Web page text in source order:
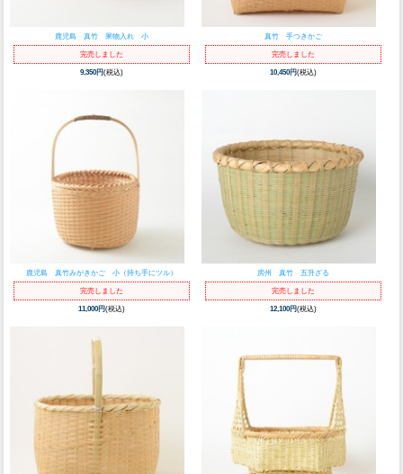
鹿児島 真竹 果物入れ 小
完売しました
9,350円(税込)
真竹 手つきかご
完売しました
10,450円(税込)
鹿児島 真竹みがきかご 小（持ち手にツル）
完売しました
11,000円(税込)
房州 真竹 五升ざる
完売しました
12,100円(税込)